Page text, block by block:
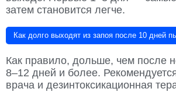
затем становится легче.
Как долго выходят из запоя после 10 дней
Как правило, дольше, чем после
8–12 дней и более.
врача и дезинтоксикационная